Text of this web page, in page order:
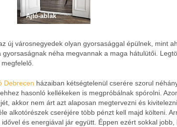
Ajtó-ablak
új városnegyedek olyan gyorsasággal épülnek, mint
gyorsaságnak néha megvannak a maga hátulütői.
Debrecen házaiban kétségtelenül cserére szorul
hasonló kellékeken is megpróbálnak spórolni.
akkor nem árt azt alaposan megtervezni és
alkotórészek cseréjére több pénzt kell majd költeni.
és energiával jár együtt. Éppen ezért sokkal